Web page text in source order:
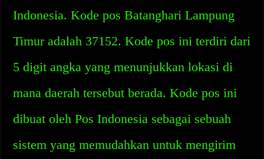
Indonesia. Kode pos Batanghari Lampung
Timur adalah 37152. Kode pos ini terdiri dari
5 digit angka yang menunjukkan lokasi di
mana daerah tersebut berada. Kode pos ini
dibuat oleh Pos Indonesia sebagai sebuah
sistem yang memudahkan untuk mengirim